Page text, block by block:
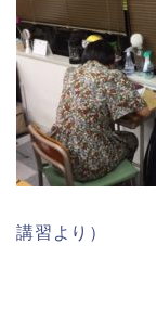
講習より）